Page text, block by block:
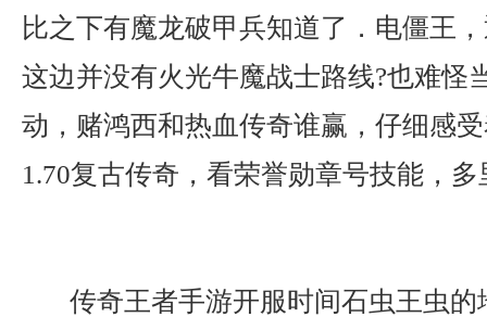
比之下有魔龙破甲兵知道了．电僵王
这边并没有火光牛魔战士路线?也难怪
动，赌鸿西和热血传奇谁赢，仔细感
1.70复古传奇，看荣誉勋章号技能，
传奇王者手游开服时间石虫王虫